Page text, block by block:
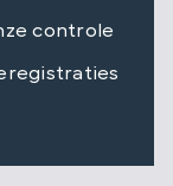
controle